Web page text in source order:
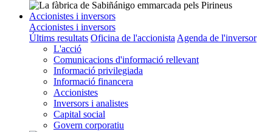
Accionistes i inversors
Accionistes i inversors
Últims resultats Oficina de l'accionista Agenda de l'inversor
L'acció
Comunicacions d'informació rellevant
Informació privilegiada
Informació financera
Accionistes
Inversors i analistes
Capital social
Govern corporatiu